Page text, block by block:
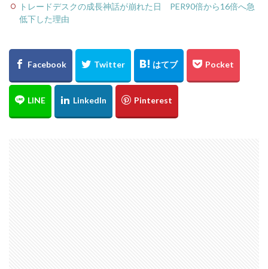
トレードデスクの成長神話が崩れた日 PER90倍から16倍へ急
低下した理由